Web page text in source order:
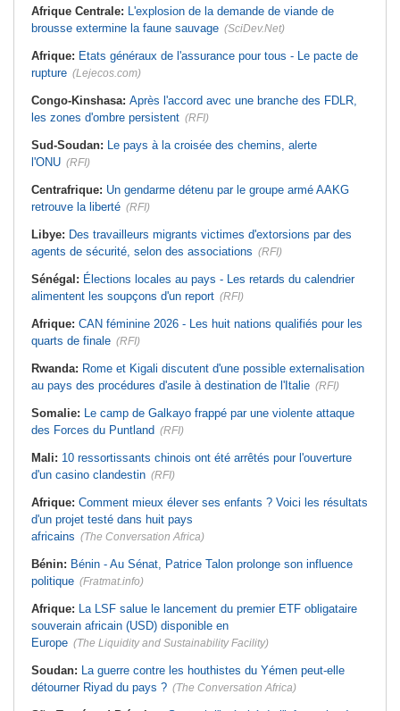
Afrique Centrale: L'explosion de la demande de viande de
brousse extermine la faune sauvage (SciDev.Net)
Afrique: Etats généraux de l'assurance pour tous - Le pacte de
rupture (Lejecos.com)
Congo-Kinshasa: Après l'accord avec une branche des FDLR,
les zones d'ombre persistent (RFI)
Sud-Soudan: Le pays à la croisée des chemins, alerte
l'ONU (RFI)
Centrafrique: Un gendarme détenu par le groupe armé AAKG
retrouve la liberté (RFI)
Libye: Des travailleurs migrants victimes d'extorsions par des
agents de sécurité, selon des associations (RFI)
Sénégal: Élections locales au pays - Les retards du calendrier
alimentent les soupçons d'un report (RFI)
Afrique: CAN féminine 2026 - Les huit nations qualifiés pour les
quarts de finale (RFI)
Rwanda: Rome et Kigali discutent d'une possible externalisation
au pays des procédures d'asile à destination de l'Italie (RFI)
Somalie: Le camp de Galkayo frappé par une violente attaque
des Forces du Puntland (RFI)
Mali: 10 ressortissants chinois ont été arrêtés pour l'ouverture
d'un casino clandestin (RFI)
Afrique: Comment mieux élever ses enfants ? Voici les résultats
d'un projet testé dans huit pays
africains (The Conversation Africa)
Bénin: Bénin - Au Sénat, Patrice Talon prolonge son influence
politique (Fratmat.info)
Afrique: La LSF salue le lancement du premier ETF obligataire
souverain africain (USD) disponible en
Europe (The Liquidity and Sustainability Facility)
Soudan: La guerre contre les houthistes du Yémen peut-elle
détourner Riyad du pays ? (The Conversation Africa)